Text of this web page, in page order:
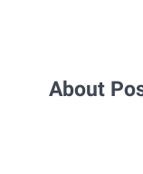
About